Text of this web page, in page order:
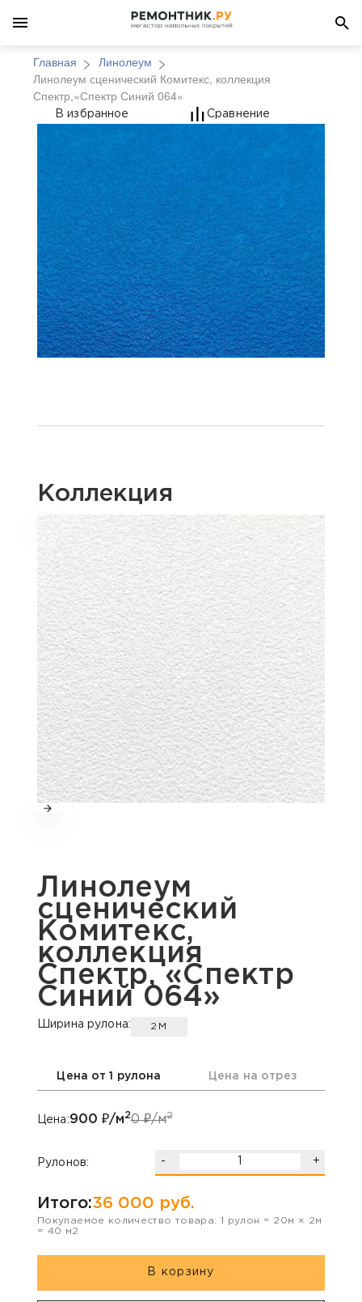
Главная
Линолеум
Линолеум сценический Комитекс, коллекция
Спектр,«Спектр Синий 064»
Линолеум
В избранное Сравнение
Коллекция
Линолеум
сценический
Комитекс,
коллекция
Спектр, «Спектр
Синий 064»
Ширина рулона: 2М
Цена от 1 рулона Цена на отрез
Цена:900 ₽/м20₽/м2
Рулонов: - +
Итого:36 000 руб.
Покупаемое количество товара: 1 рулон = 20м × 2м
= 40 м2
В корзину